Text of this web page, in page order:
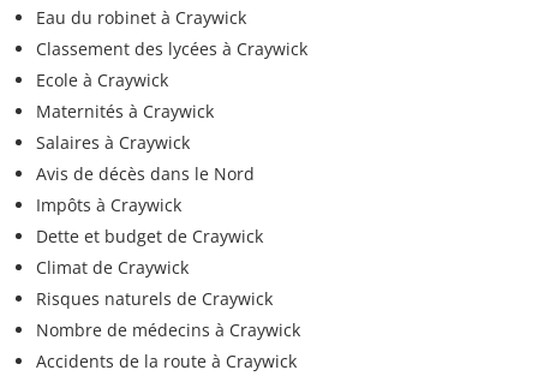
Eau du robinet à Craywick
Classement des lycées à Craywick
Ecole à Craywick
Maternités à Craywick
Salaires à Craywick
Avis de décès dans le Nord
Impôts à Craywick
Dette et budget de Craywick
Climat de Craywick
Risques naturels de Craywick
Nombre de médecins à Craywick
Accidents de la route à Craywick